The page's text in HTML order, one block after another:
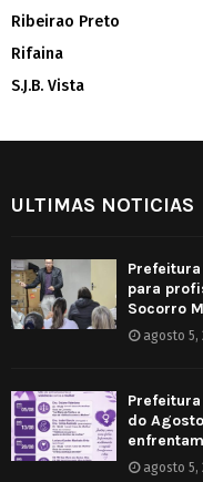
Ribeirao Preto
Rifaina
S.J.B. Vista
ULTIMAS NOTICIAS
para
Socorro
agosto 5,
do
agosto 5,